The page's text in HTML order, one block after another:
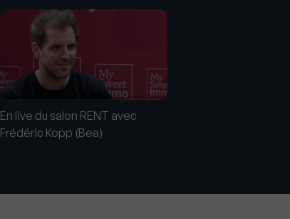
En live du salon RENT avec
Frédéric Kopp (Bea)